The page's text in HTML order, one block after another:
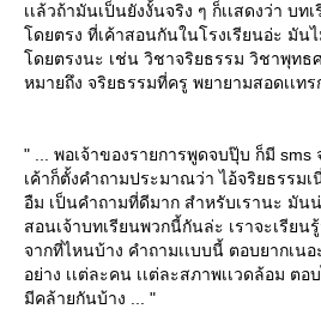
เเล้วถ้ามันเป็นยังงั้นจริง ๆ ก็เเสดงว่า บท
ดยตรง ที่เค้าสอนกันในโรงเรียนอ่ะ มันไ
ดยตรงนะ เช่น วิชาจริยธรรม วิชาพุทธ
หมายถึง จริยธรรมที่ครู พยายามสอดเเทร
" ... พอเจ้าของรายการพูดจบปุ๊บ ก็มี
เค้าก็ตั้งคำถามประมาณว่า ไอ้จริยธรรม
อืม เป็นคำถามที่ดีมาก สำหรับเรานะ มันน่
สอนเจ้าบทเรียนพวกนี้กันล่ะ เราจะเรียน
จากที่ไหนบ้าง คำถามเเบบนี้ ตอบยากเ
อย่าง เเต่ละคน เเต่ละสภาพเเวดล้อม ตอ
มีคล้ายกันบ้าง ... "